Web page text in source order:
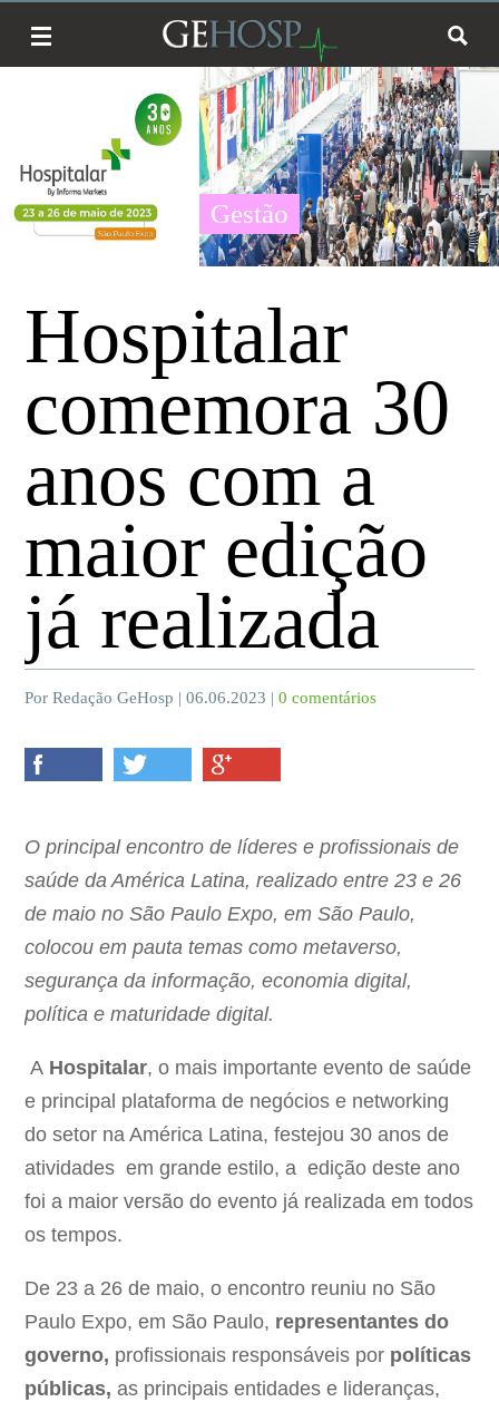
Gestão
Hospitalar
comemora 30
anos com a
maior edição
já realizada
Por Redação GeHosp | 06.06.2023 |0 comentários
O principal encontro de líderes e profissionais de
saúde da América Latina, realizado entre 23 e 26
de maio no São Paulo Expo, em São Paulo,
colocou em pauta temas como metaverso,
segurança da informação, economia digital,
política e maturidade digital.
A Hospitalar, o mais importante evento de saúde
e principal plataforma de negócios e networking
do setor na América Latina, festejou 30 anos de
atividades em grande estilo, a edição deste ano
foi a maior versão do evento já realizada em todos
os tempos.
De 23 a 26 de maio, o encontro reuniu no São
Paulo Expo, em São Paulo, representantes do
governo, profissionais responsáveis por políticas
públicas, as principais entidades e lideranças,